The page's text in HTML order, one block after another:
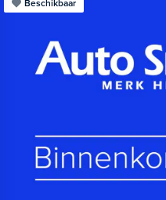
Beschikbaar